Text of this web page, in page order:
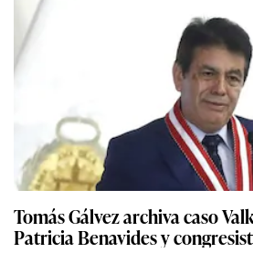
Tomás Gálvez archiva caso
Patricia Benavides y